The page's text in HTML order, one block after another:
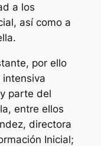
a los
así como a
por ello
intensiva
parte del
entre ellos
directora
Inicial;